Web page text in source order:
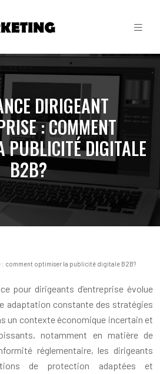
DIRIGEANT
: COMMENT
PUBLICITÉ DIGITALE
B2B?
: comment optimiser la publicité digitale B2B?
pour dirigeants d’entreprise évolue
adaptation constante des stratégies
un contexte économique incertain et
notamment en matière de
réglementaire, les dirigeants
de protection adaptées et